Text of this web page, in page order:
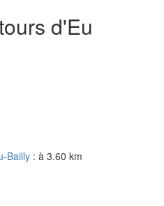
d'Eu
Bailly : à 3.60 km